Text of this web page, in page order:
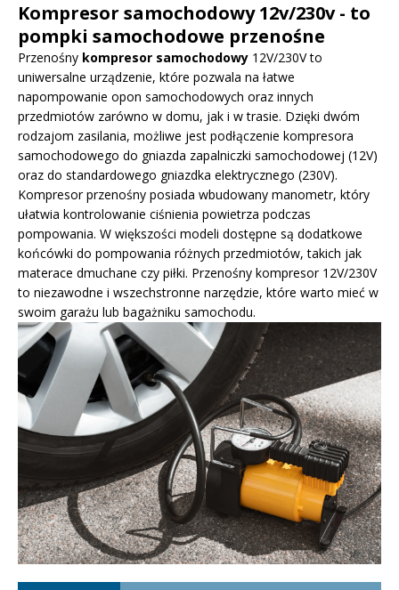
Kompresor samochodowy 12v/230v - to
pompki samochodowe przenośne
Przenośny kompresor samochodowy 12V/230V to
uniwersalne urządzenie, które pozwala na łatwe
napompowanie opon samochodowych oraz innych
przedmiotów zarówno w domu, jak i w trasie. Dzięki dwóm
rodzajom zasilania, możliwe jest podłączenie kompresora
samochodowego do gniazda zapalniczki samochodowej (12V)
oraz do standardowego gniazdka elektrycznego (230V).
Kompresor przenośny posiada wbudowany manometr, który
ułatwia kontrolowanie ciśnienia powietrza podczas
pompowania. W większości modeli dostępne są dodatkowe
końcówki do pompowania różnych przedmiotów, takich jak
materace dmuchane czy piłki. Przenośny kompresor 12V/230V
to niezawodne i wszechstronne narzędzie, które warto mieć w
swoim garażu lub bagażniku samochodu.